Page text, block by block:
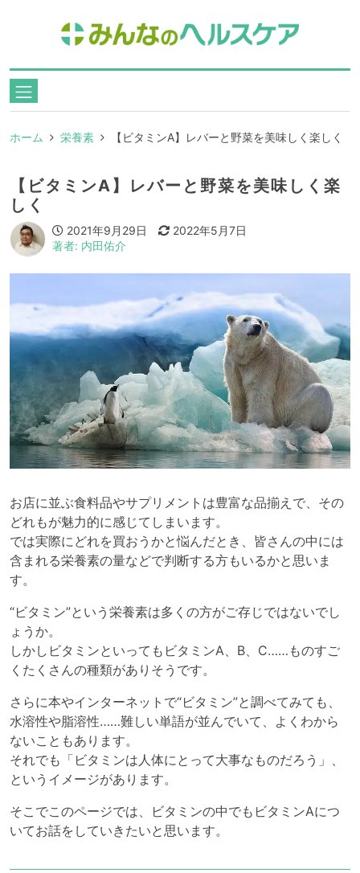
ホーム 栄養素 【ビタミンA】レバーと野菜を美味しく楽しく
【ビタミンA】レバーと野菜を美味しく楽
しく
2021年9月29日
2022年5月7日
著者: 内田佑介
お店に並ぶ食料品やサプリメントは豊富な品揃えで、その
どれもが魅力的に感じてしまいます。
では実際にどれを買おうかと悩んだとき、皆さんの中には
含まれる栄養素の量などで判断する方もいるかと思いま
す。
“ビタミン”という栄養素は多くの方がご存じではないでし
ょうか。
しかしビタミンといってもビタミンA、B、C……ものすご
くたくさんの種類がありそうです。
さらに本やインターネットで“ビタミン”と調べてみても、
水溶性や脂溶性……難しい単語が並んでいて、よくわから
ないこともあります。
それでも「ビタミンは人体にとって大事なものだろう」、
というイメージがあります。
そこでこのページでは、ビタミンの中でもビタミンAにつ
いてお話をしていきたいと思います。